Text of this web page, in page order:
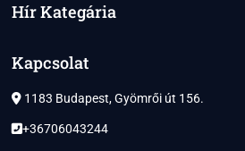
Hír Kategária
Kapcsolat
1183 Budapest, Gyömrői út 156.
+36706043244